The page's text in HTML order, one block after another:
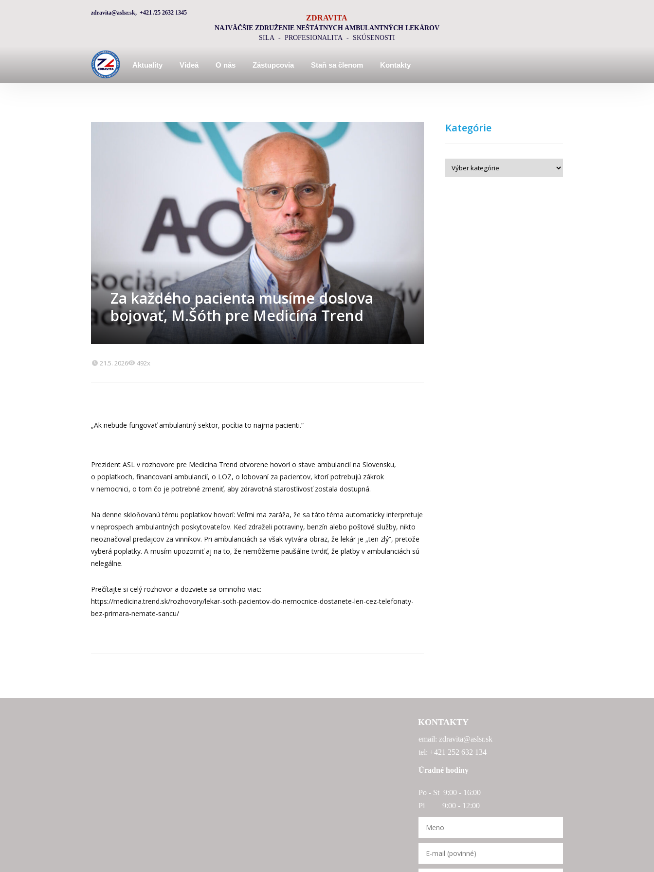
zdravita@aslsr.sk, +421 /25 2632 1345
ZDRAVITA
NAJVÄČŠIE ZDRUŽENIE NEŠTÁTNYCH AMBULANTNÝCH LEKÁROV
SILA - PROFESIONALITA - SKÚSENOSTI
Aktuality Videá O nás Zástupcovia Staň sa členom Kontakty
Za každého pacienta musíme doslova
bojovať, M.Šóth pre Medicína Trend
21.5. 2026 492x
„Ak nebude fungovať ambulantný sektor, pocítia to najmä pacienti.“
Prezident ASL v rozhovore pre Medicina Trend otvorene hovorí o stave ambulancií na Slovensku,
o poplatkoch, financovaní ambulancií, o LOZ, o lobovaní za pacientov, ktorí potrebujú zákrok
v nemocnici, o tom čo je potrebné zmeniť, aby zdravotná starostlivosť zostala dostupná.
Na denne skloňovanú tému poplatkov hovorí: Veľmi ma zaráža, že sa táto téma automaticky interpretuje
v neprospech ambulantných poskytovateľov. Keď zdraželi potraviny, benzín alebo poštové služby, nikto
neoznačoval predajcov za vinníkov. Pri ambulanciách sa však vytvára obraz, že lekár je „ten zlý“, pretože
vyberá poplatky. A musím upozorniť aj na to, že nemôžeme paušálne tvrdiť, že platby v ambulanciách sú
nelegálne.
Prečítajte si celý rozhovor a dozviete sa omnoho viac:
https://medicina.trend.sk/rozhovory/lekar-soth-pacientov-do-nemocnice-dostanete-len-cez-telefonaty-
bez-primara-nemate-sancu/
Kategórie
KONTAKTY
email: zdravita@aslsr.sk
tel: +421 252 632 134
Úradné hodiny
Po - St 9:00 - 16:00
Pi 9:00 - 12:00